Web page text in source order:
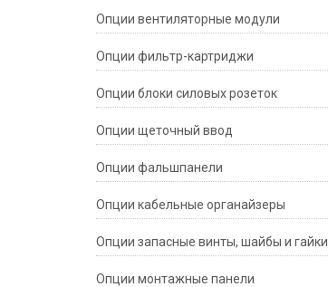
Опции вентиляторные модули
Опции фильтр-картриджи
Опции блоки силовых розеток
Опции щеточный ввод
Опции фальшпанели
Опции кабельные органайзеры
Опции запасные винты, шайбы и гайки
Опции монтажные панели